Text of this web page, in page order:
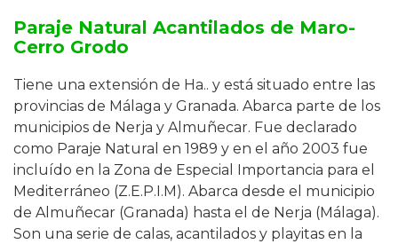
Paraje Natural Acantilados de Maro-
Cerro Grodo
Tiene una extensión de Ha.. y está situado entre las
provincias de Málaga y Granada. Abarca parte de los
municipios de Nerja y Almuñecar. Fue declarado
como Paraje Natural en 1989 y en el año 2003 fue
incluído en la Zona de Especial Importancia para el
Mediterráneo (Z.E.P.I.M). Abarca desde el municipio
de Almuñecar (Granada) hasta el de Nerja (Málaga).
Son una serie de calas, acantilados y playitas en la